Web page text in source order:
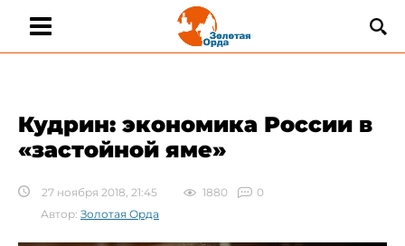
Кудрин: экономика России в
«застойной яме»
27 ноября 2018, 21:45 1880
0
Автор: Золотая Орда